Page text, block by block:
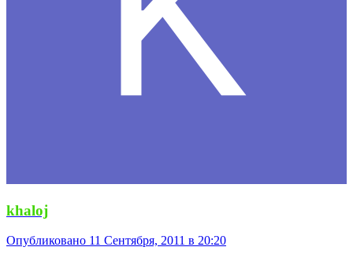
khaloj
Опубликовано 11 Сентября, 2011 в 20:20